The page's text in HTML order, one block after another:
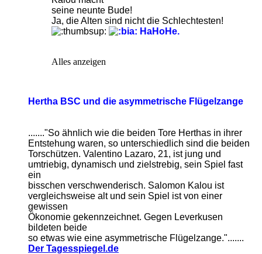
seine neunte Bude!
Ja, die Alten sind nicht die Schlechtesten!
HaHoHe.
Alles anzeigen
Hertha BSC und die asymmetrische Flügelzange
......."So ähnlich wie die beiden Tore Herthas in ihrer
Entstehung waren, so unterschiedlich sind die beiden
Torschützen. Valentino Lazaro, 21, ist jung und
umtriebig, dynamisch und zielstrebig, sein Spiel fast
ein
bisschen verschwenderisch. Salomon Kalou ist
vergleichsweise alt und sein Spiel ist von einer
gewissen
Ökonomie gekennzeichnet. Gegen Leverkusen
bildeten beide
so etwas wie eine asymmetrische Flügelzange.".......
Der Tagesspiegel.de